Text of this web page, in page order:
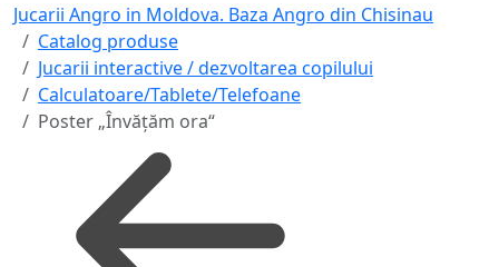
Jucarii Angro in Moldova. Baza Angro din Chisinau
Catalog produse
Jucarii interactive / dezvoltarea copilului
Calculatoare/Tablete/Telefoane
Poster „Învățăm ora“